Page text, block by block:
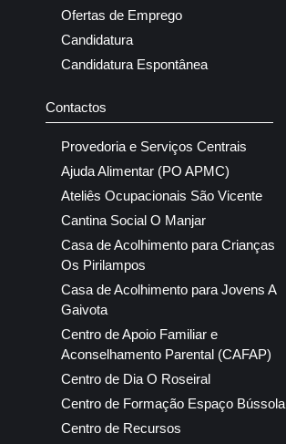
Ofertas de Emprego
Candidatura
Candidatura Espontânea
Contactos
Provedoria e Serviços Centrais
Ajuda Alimentar (PO APMC)
Ateliês Ocupacionais São Vicente
Cantina Social O Manjar
Casa de Acolhimento para Crianças
Os Pirilampos
Casa de Acolhimento para Jovens A
Gaivota
Centro de Apoio Familiar e
Aconselhamento Parental (CAFAP)
Centro de Dia O Roseiral
Centro de Formação Espaço Bússola
Centro de Recursos